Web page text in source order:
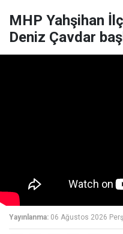
MHP Yahşihan
Deniz Çavdar
Yayınlanma: 06 Ağustos 2026